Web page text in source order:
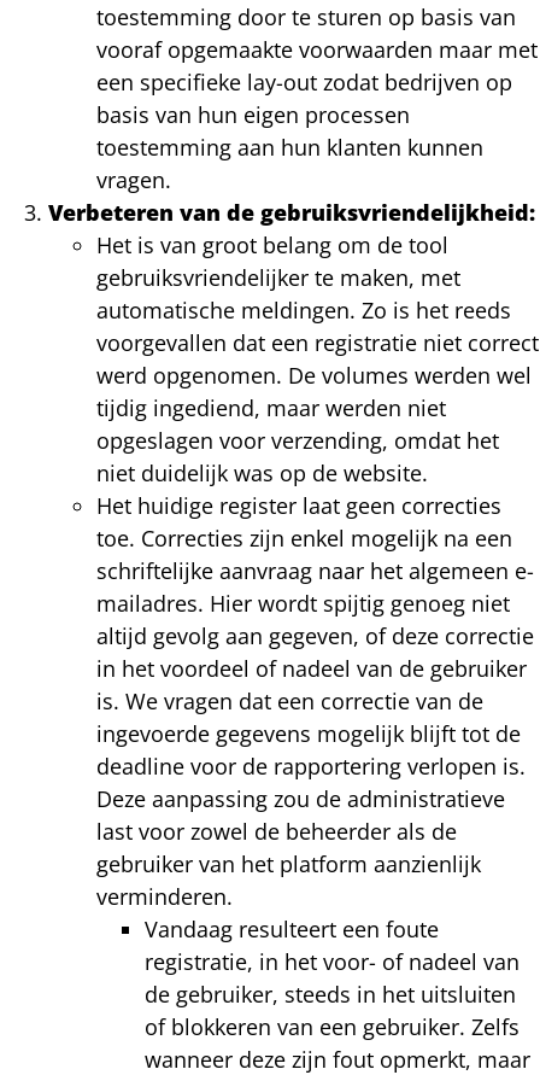
toestemming door te sturen op basis van
vooraf opgemaakte voorwaarden maar met
een specifieke lay-out zodat bedrijven op
basis van hun eigen processen
toestemming aan hun klanten kunnen
vragen.
Verbeteren van de gebruiksvriendelijkheid:
Het is van groot belang om de tool
gebruiksvriendelijker te maken, met
automatische meldingen. Zo is het reeds
voorgevallen dat een registratie niet correct
werd opgenomen. De volumes werden wel
tijdig ingediend, maar werden niet
opgeslagen voor verzending, omdat het
niet duidelijk was op de website.
Het huidige register laat geen correcties
toe. Correcties zijn enkel mogelijk na een
schriftelijke aanvraag naar het algemeen e-
mailadres. Hier wordt spijtig genoeg niet
altijd gevolg aan gegeven, of deze correctie
in het voordeel of nadeel van de gebruiker
is. We vragen dat een correctie van de
ingevoerde gegevens mogelijk blijft tot de
deadline voor de rapportering verlopen is.
Deze aanpassing zou de administratieve
last voor zowel de beheerder als de
gebruiker van het platform aanzienlijk
verminderen.
Vandaag resulteert een foute
registratie, in het voor- of nadeel van
de gebruiker, steeds in het uitsluiten
of blokkeren van een gebruiker. Zelfs
wanneer deze zijn fout opmerkt, maar